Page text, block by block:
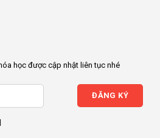
học được cập nhật liên tục nhé